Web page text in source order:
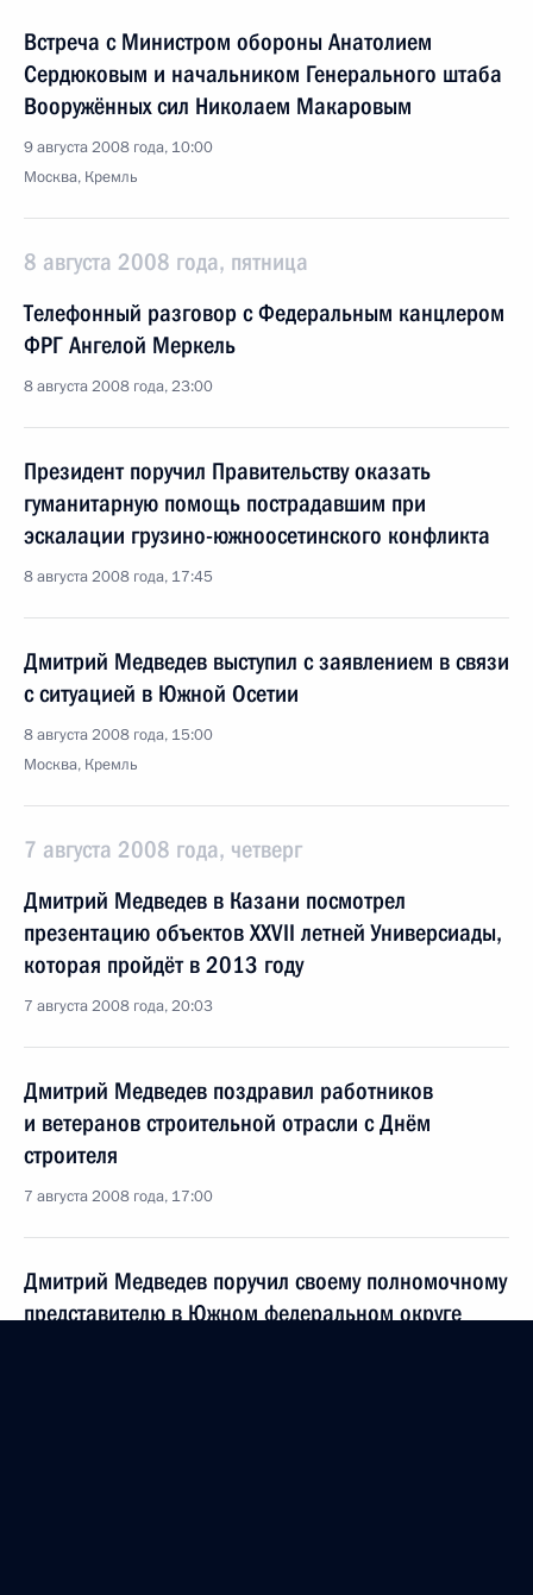
Встреча с Министром обороны Анатолием
Сердюковым и начальником Генерального штаба
Вооружённых сил Николаем Макаровым
9 августа 2008 года, 10:00
Москва, Кремль
8 августа 2008 года, пятница
Телефонный разговор с Федеральным канцлером
ФРГ Ангелой Меркель
8 августа 2008 года, 23:00
Президент поручил Правительству оказать
гуманитарную помощь пострадавшим при
эскалации грузино-южноосетинского конфликта
8 августа 2008 года, 17:45
Дмитрий Медведев выступил с заявлением в связи
с ситуацией в Южной Осетии
8 августа 2008 года, 15:00
Москва, Кремль
7 августа 2008 года, четверг
Дмитрий Медведев в Казани посмотрел
презентацию объектов XXVII летней Универсиады,
которая пройдёт в 2013 году
7 августа 2008 года, 20:03
Дмитрий Медведев поздравил работников
и ветеранов строительной отрасли с Днём
строителя
7 августа 2008 года, 17:00
Дмитрий Медведев поручил своему полномочному
представителю в Южном федеральном округе